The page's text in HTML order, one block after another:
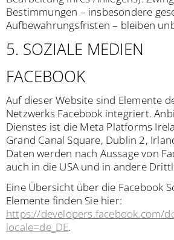
Bestimmungen – insbesondere
Aufbewahrungsfristen – bleiben
5. SOZIALE MEDIEN
FACEBOOK
Auf dieser Website sind Elemente
Netzwerks Facebook integriert.
Dienstes ist die Meta Platforms
Grand Canal Square, Dublin 2,
Daten werden nach Aussage von
auch in die USA und in andere
Eine Übersicht über die Facebook
Elemente finden Sie hier:
https://developers.facebook.com/
locale=de_DE.